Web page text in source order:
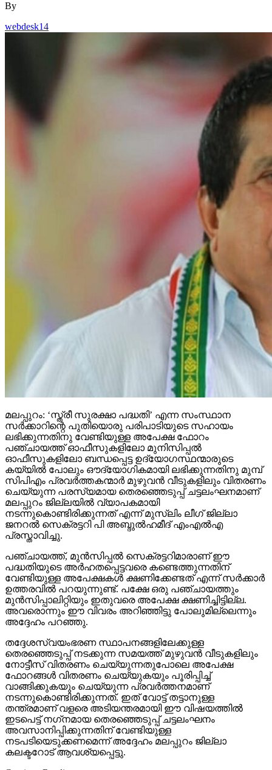
By
webdesk14
മലപ്പുറം: ‘സ്ത്രീ സുരക്ഷാ പദ്ധതി’ എന്ന സംസ്ഥാന
സര്‍ക്കാറിന്റെ പുതിയൊരു പരിപാടിയുടെ സഹായം
ലഭിക്കുന്നതിനു വേണ്ടിയുള്ള അപേക്ഷ ഫോറം
പഞ്ചായത്ത് ഓഫീസുകളിലോ മുനിസിപ്പല്‍
ഓഫീസുകളിലോ ബന്ധപ്പെട്ട ഉദ്യോഗസ്ഥന്മാരുടെ
കയ്യില്‍ പോലും ഔദ്യോഗികമായി ലഭിക്കുന്നതിനു മുമ്പ്
സിപിഎം പ്രവര്‍ത്തകന്മാര്‍ മുഴുവന്‍ വീടുകളിലും വിതരണം
ചെയ്യുന്ന പരസ്യമായ തെരഞ്ഞെടുപ്പ് ചട്ടലംഘനമാണ്
മലപ്പുറം ജില്ലയില്‍ വ്യാപകമായി
നടന്നുകൊണ്ടിരിക്കുന്നത് എന്ന് മുസ്‌ലിം ലീഗ് ജില്ലാ
ജനറല്‍ സെക്രട്ടറി പി അബ്ദുല്‍ഹമീദ് എംഎല്‍എ
പ്രസ്താവിച്ചു.
പഞ്ചായത്ത്, മുന്‍സിപ്പല്‍ സെക്രട്ടറിമാരാണ് ഈ
പദ്ധതിയുടെ അര്‍ഹതപ്പെട്ടവരെ കണ്ടെത്തുന്നതിന്
വേണ്ടിയുള്ള അപേക്ഷകള്‍ ക്ഷണിക്കേണ്ടത് എന്ന് സര്‍ക്കാര്‍
ഉത്തരവില്‍ പറയുന്നുണ്ട്. പക്ഷേ ഒരു പഞ്ചായത്തും
മുന്‍സിപ്പാലിറ്റിയും ഇതുവരെ അപേക്ഷ ക്ഷണിച്ചിട്ടില്ല.
അവരൊന്നും ഈ വിവരം അറിഞ്ഞിട്ടു പോലുമില്ലെന്നും
അദ്ദേഹം പറഞ്ഞു.
തദ്ദേശസ്വയംഭരണ സ്ഥാപനങ്ങളിലേക്കുള്ള
തെരഞ്ഞെടുപ്പ് നടക്കുന്ന സമയത്ത് മുഴുവന്‍ വീടുകളിലും
നോട്ടീസ് വിതരണം ചെയ്യുന്നതുപോലെ അപേക്ഷ
ഫോറങ്ങള്‍ വിതരണം ചെയ്യുകയും പൂരിപ്പിച്ച്
വാങ്ങിക്കുകയും ചെയ്യുന്ന പ്രവര്‍ത്തനമാണ്
നടന്നുകൊണ്ടിരിക്കുന്നത്. ഇത് വോട്ട് തട്ടാനുള്ള
തന്ത്രമാണ് വളരെ അടിയന്തരമായി ഈ വിഷയത്തില്‍
ഇടപെട്ട് നഗ്‌നമായ തെരഞ്ഞെടുപ്പ് ചട്ടലംഘനം
അവസാനിപ്പിക്കുന്നതിന് വേണ്ടിയുള്ള
നടപടിയെടുക്കണമെന്ന് അദ്ദേഹം മലപ്പുറം ജില്ലാ
കലക്ടറോട് ആവശ്യപ്പെട്ടു.